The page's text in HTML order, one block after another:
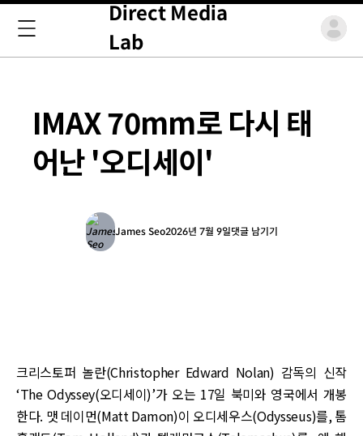
Direct Media
Lab
IMAX 70mm로 다시 태
어난 '오디세이'
James Seo2026년 7월 9일댓글 남기기
크리스토퍼 놀란(Christopher Edward Nolan) 감독의 신작
‘The Odyssey(오디세이)’가 오는 17일 북미와 영국에서 개봉
한다. 맷 데이먼(Matt Damon)이 오디세우스(Odysseus)를, 톰